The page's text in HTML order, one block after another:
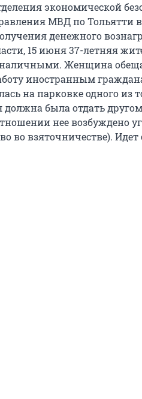
экономической
МВД по Тольятти
денежного
15 июня 37-летняя
Женщина
иностранным
на парковке одного из
должна была отдать
нее возбуждено
во взяточничестве). Идет